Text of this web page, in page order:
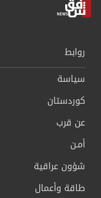
روابط
سیاسة
كوردستان
عن قرب
أمـن
شؤون عراقية
طاقة وأعمال